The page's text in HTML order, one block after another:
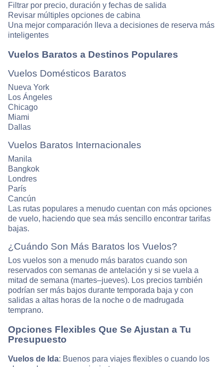
Filtrar por precio, duración y fechas de salida
Revisar múltiples opciones de cabina
Una mejor comparación lleva a decisiones de reserva más
inteligentes
Vuelos Baratos a Destinos Populares
Vuelos Domésticos Baratos
Nueva York
Los Ángeles
Chicago
Miami
Dallas
Vuelos Baratos Internacionales
Manila
Bangkok
Londres
París
Cancún
Las rutas populares a menudo cuentan con más opciones
de vuelo, haciendo que sea más sencillo encontrar tarifas
bajas.
¿Cuándo Son Más Baratos los Vuelos?
Los vuelos son a menudo más baratos cuando son
reservados con semanas de antelación y si se vuela a
mitad de semana (martes–jueves). Los precios también
podrían ser más bajos durante temporada baja y con
salidas a altas horas de la noche o de madrugada
temprano.
Opciones Flexibles Que Se Ajustan a Tu
Presupuesto
Vuelos de Ida: Buenos para viajes flexibles o cuando los